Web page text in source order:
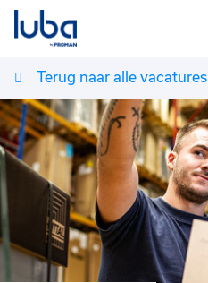
Vacatures
Over ons
Voor werkgevers
Contact
Terug naar alle vacatures